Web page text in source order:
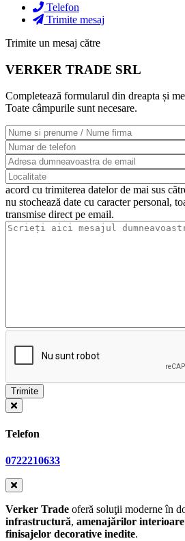
Telefon
Trimite mesaj
Trimite un mesaj către
VERKER TRADE SRL
Completează formularul din dreapta și
Toate câmpurile sunt necesare.
acord cu trimiterea datelor de mai sus
nu stochează date cu caracter personal,
transmise direct pe email.
Telefon
0722210633
Verker Trade oferă soluţii moderne în
infrastructură, amenajărilor
finisajelor decorative inedite.